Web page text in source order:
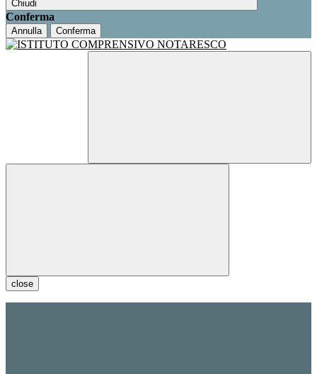
Chiudi
Conferma
Annulla Conferma
close